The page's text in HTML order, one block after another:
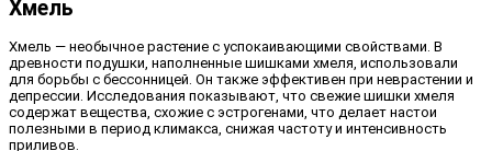
Хмель
Хмель — необычное растение с успокаивающими свойствами. В
древности подушки, наполненные шишками хмеля, использовали
для борьбы с бессонницей. Он также эффективен при неврастении и
депрессии. Исследования показывают, что свежие шишки хмеля
содержат вещества, схожие с эстрогенами, что делает настои
полезными в период климакса, снижая частоту и интенсивность
приливов.